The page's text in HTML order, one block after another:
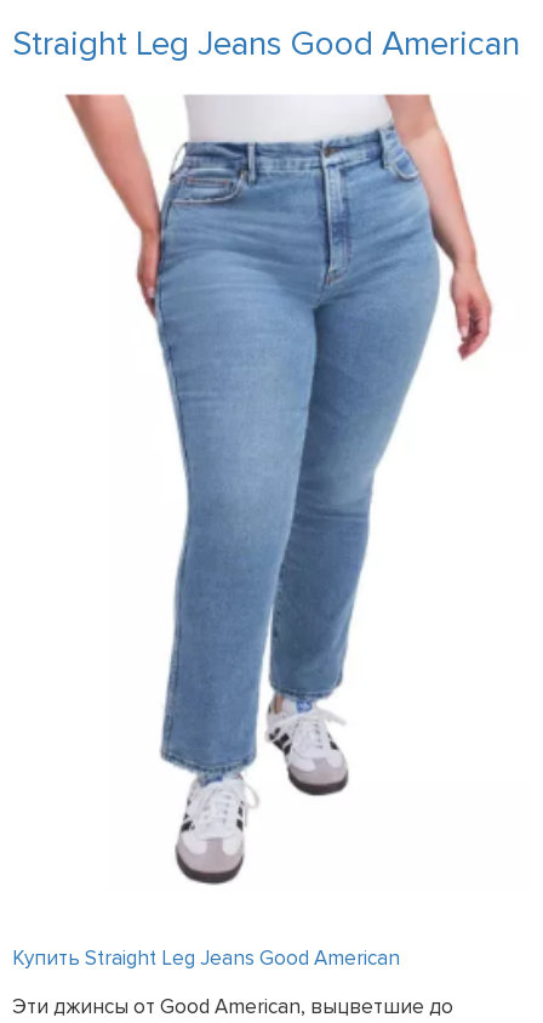
Straight Leg Jeans Good American
Купить Straight Leg Jeans Good American
Эти джинсы от Good American, выцветшие до